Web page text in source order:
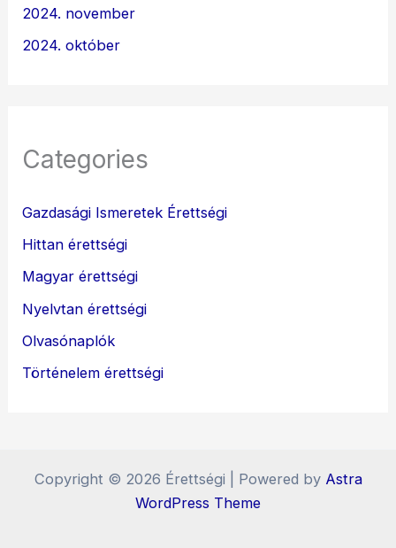
2024. november
2024. október
Categories
Gazdasági Ismeretek Érettségi
Hittan érettségi
Magyar érettségi
Nyelvtan érettségi
Olvasónaplók
Történelem érettségi
Copyright © 2026 Érettségi | Powered by Astra
WordPress Theme